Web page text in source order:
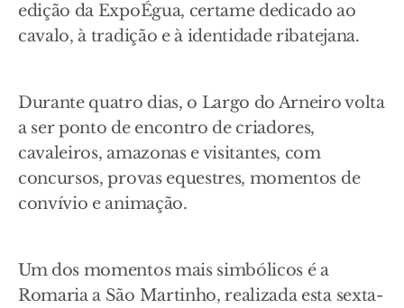
edição da ExpoÉgua, certame dedicado ao
cavalo, à tradição e à identidade ribatejana.
Durante quatro dias, o Largo do Arneiro volta
a ser ponto de encontro de criadores,
cavaleiros, amazonas e visitantes, com
concursos, provas equestres, momentos de
convívio e animação.
Um dos momentos mais simbólicos é a
Romaria a São Martinho, realizada esta sexta-